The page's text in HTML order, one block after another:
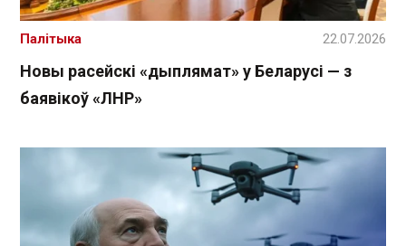
Новы расейскі «дыплямат» у Беларусі — з
баявікоў «ЛНР»
Палітыка 22.07.2026